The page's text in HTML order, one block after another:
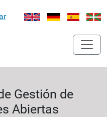
Gestión de
Abiertas